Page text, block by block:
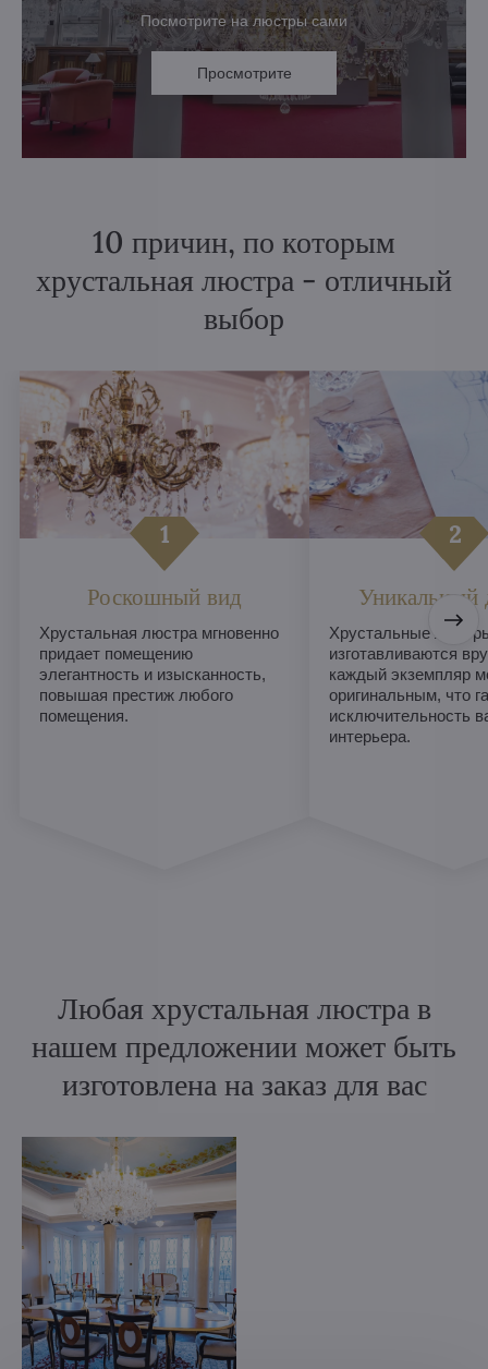
Посмотрите на люстры сами
Просмотрите
10 причин, по которым
хрустальная люстра - отличный
выбор
Роскошный вид
Хрустальная люстра мгновенно
придает помещению
элегантность и изысканность,
повышая престиж любого
помещения.
Уникальный
Хрустальные
изготавливаются
каждый экземпляр
оригинальным, что
исключительность
интерьера.
Любая хрустальная люстра в
нашем предложении может быть
изготовлена на заказ для вас